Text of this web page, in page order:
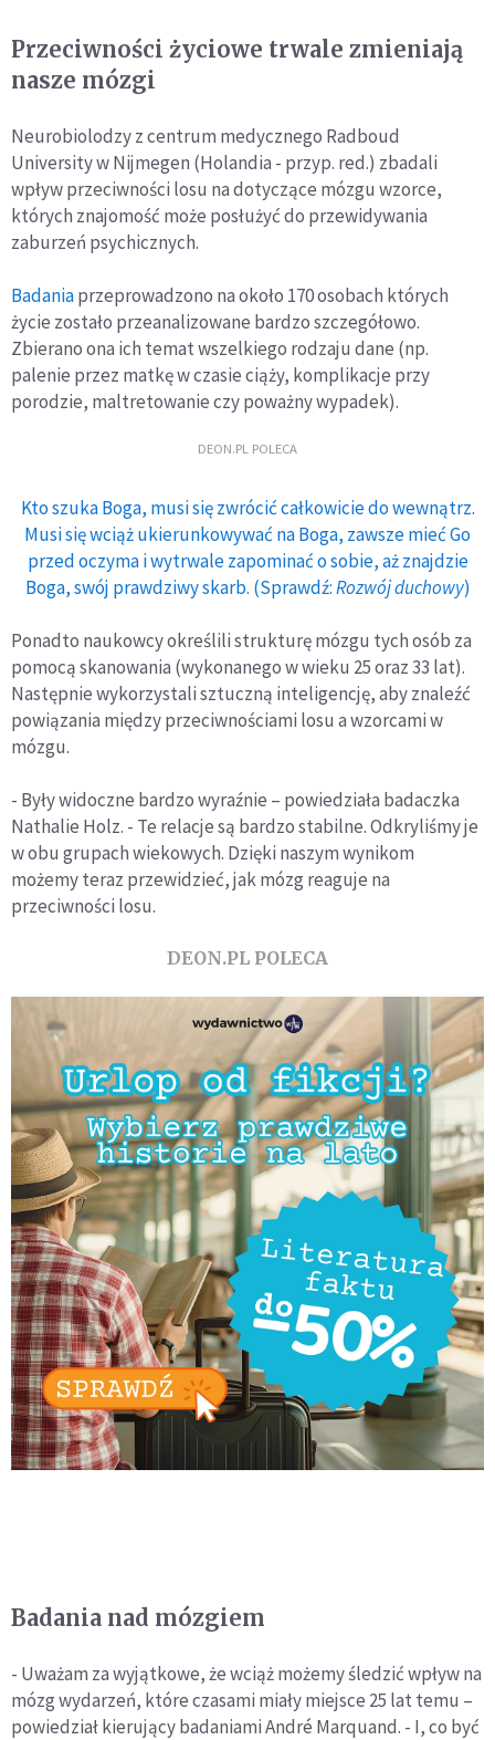
Przeciwności życiowe trwale zmieniają
nasze mózgi
Neurobiolodzy z centrum medycznego Radboud
University w Nijmegen (Holandia - przyp. red.) zbadali
wpływ przeciwności losu na dotyczące mózgu wzorce,
których znajomość może posłużyć do przewidywania
zaburzeń psychicznych.
Badaniaprzeprowadzono na około 170 osobach których
życie zostało przeanalizowane bardzo szczegółowo.
Zbierano ona ich temat wszelkiego rodzaju dane (np.
palenie przez matkę w czasie ciąży, komplikacje przy
porodzie, maltretowanie czy poważny wypadek).
DEON.PL POLECA
Kto szuka Boga, musi się zwrócić całkowicie do wewnątrz.
Musi się wciąż ukierunkowywać na Boga, zawsze mieć Go
przed oczyma i wytrwale zapominać o sobie, aż znajdzie
Boga, swój prawdziwy skarb. (Sprawdź:Rozwój duchowy)
Ponadto naukowcy określili strukturę mózgu tych osób za
pomocą skanowania (wykonanego w wieku 25 oraz 33 lat).
Następnie wykorzystali sztuczną inteligencję, aby znaleźć
powiązania między przeciwnościami losu a wzorcami w
mózgu.
- Były widoczne bardzo wyraźnie – powiedziała badaczka
Nathalie Holz. - Te relacje są bardzo stabilne. Odkryliśmy je
w obu grupach wiekowych. Dzięki naszym wynikom
możemy teraz przewidzieć, jak mózg reaguje na
przeciwności losu.
DEON.PL POLECA
Badania nad mózgiem
- Uważam za wyjątkowe, że wciąż możemy śledzić wpływ na
mózg wydarzeń, które czasami miały miejsce 25 lat temu –
powiedział kierujący badaniami André Marquand. - I, co być